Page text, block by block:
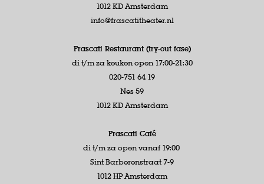
1012 KD Amsterdam
info@frascatitheater.nl
Frascati Restaurant (try-out fase)
di t/m za keuken open 17:00-21:30
020-751 64 19
Nes 59
1012 KD Amsterdam
Frascati Café
di t/m za open vanaf 19:00
Sint Barberenstraat 7-9
1012 HP Amsterdam